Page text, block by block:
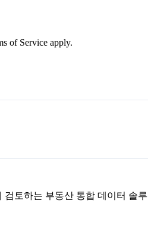
of Service apply.
토하는 부동산 통합 데이터 솔